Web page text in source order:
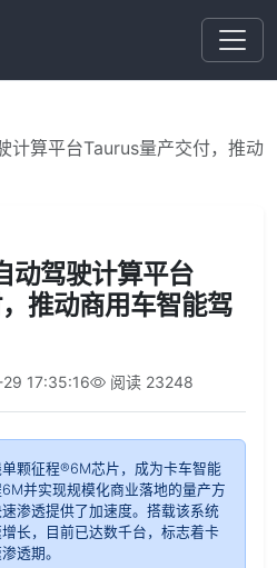
计算平台Taurus量产交付，推动
动驾驶计算平台
推动商用车智能驾
17:35:16 阅读 23248
颗征程®6M芯片，成为卡车智能
并实现规模化商业落地的量产方
渗透提供了加速度。搭载该系统
长，目前已达数千台，标志着卡
透期。